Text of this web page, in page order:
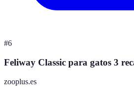
#6
Feliway Classic para gatos 3
zooplus.es